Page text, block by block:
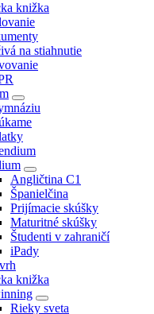
knižka
na stiahnutie
Angličtina C1
Španielčina
Prijímacie skúšky
Maturitné skúšky
Študenti v zahraničí
iPady
knižka
Rieky sveta